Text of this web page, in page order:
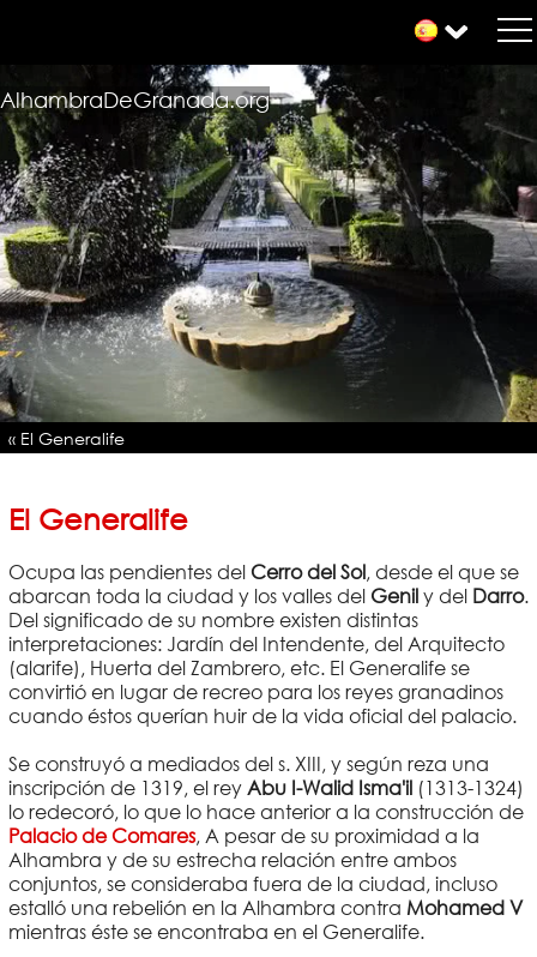
AlhambraDeGranada.org
« El Generalife
El Generalife
Ocupa las pendientes del Cerro del Sol, desde el que se
abarcan toda la ciudad y los valles del Genil y del Darro.
Del significado de su nombre existen distintas
interpretaciones: Jardín del Intendente, del Arquitecto
(alarife), Huerta del Zambrero, etc. El Generalife se
convirtió en lugar de recreo para los reyes granadinos
cuando éstos querían huir de la vida oficial del palacio.
Se construyó a mediados del s. XIII, y según reza una
inscripción de 1319, el rey Abu I-Walid Isma'il(1313-1324)
lo redecoró, lo que lo hace anterior a la construcción de
Palacio de Comares, A pesar de su proximidad a la
Alhambra y de su estrecha relación entre ambos
conjuntos, se consideraba fuera de la ciudad, incluso
estalló una rebelión en la Alhambra contra Mohamed V
mientras éste se encontraba en el Generalife.